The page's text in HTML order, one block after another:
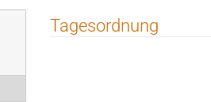
Tagesordnung